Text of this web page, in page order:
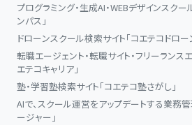
プログラミング・生成AI・WEBデザインスクー
ンパス」
ドローンスクール検索サイト「コエテコドロー
転職エージェント・転職サイト・フリーランス
エテコキャリア」
塾・学習塾検索サイト「コエテコ塾さがし」
AIで、スクール運営をアップデートする業務
ージャー」